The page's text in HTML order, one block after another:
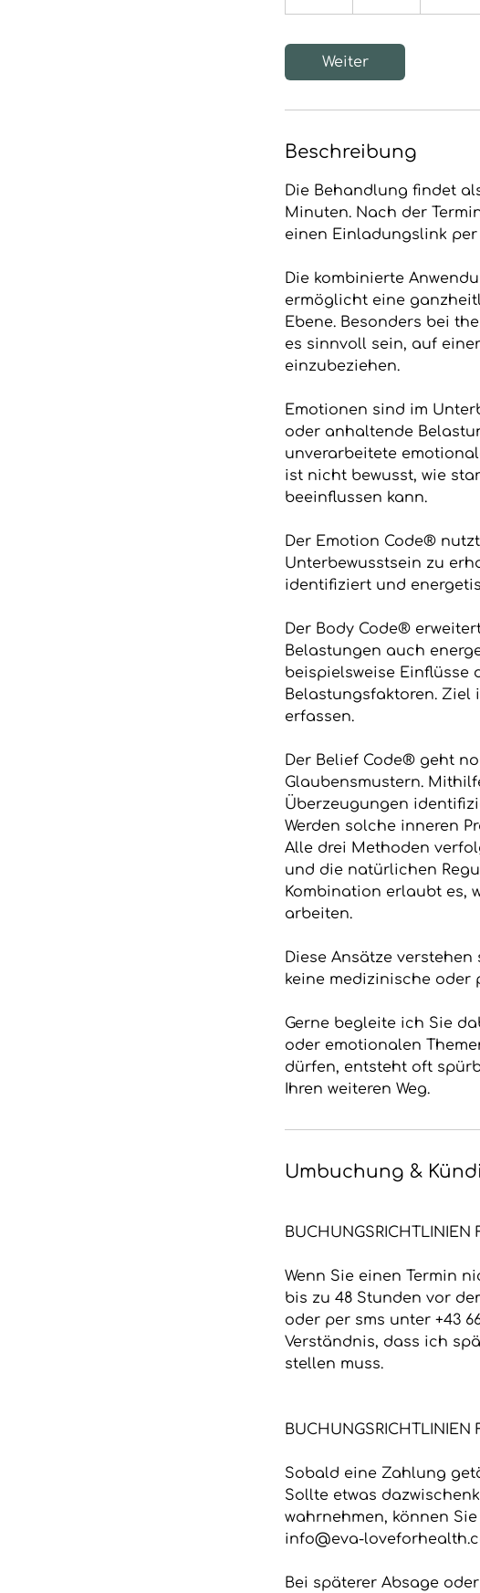
S
d
Weiter
Beschreibung
Die Behandlung findet
Minuten. Nach der
einen Einladungslink per
Die kombinierte
ermöglicht eine
Ebene. Besonders bei
es sinnvoll sein, auf
einzubeziehen.
Emotionen sind im
oder anhaltende
unverarbeitete
ist nicht bewusst, wie
beeinflussen kann.
Der Emotion Code®
Unterbewusstsein zu
identifiziert und
Der Body Code®
Belastungen auch
beispielsweise Einflüsse
Belastungsfaktoren. Ziel
erfassen.
Der Belief Code® geht
Glaubensmustern.
Überzeugungen
Werden solche inneren
Alle drei Methoden
und die natürlichen
Kombination erlaubt es,
arbeiten.
Diese Ansätze
keine medizinische oder
Gerne begleite ich Sie
oder emotionalen
dürfen, entsteht oft
Ihren weiteren Weg.
Umbuchung &
BUCHUNGSRICHTLINIEN
Wenn Sie einen Termin
bis zu 48 Stunden vor
oder per sms unter +43
Verständnis, dass ich
stellen muss.
BUCHUNGSRICHTLINIEN
Sobald eine Zahlung
Sollte etwas
wahrnehmen, können
info@eva-
Bei späterer Absage